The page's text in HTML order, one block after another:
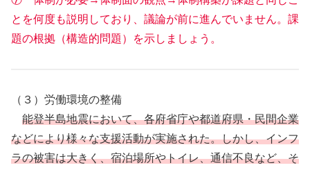
とを何度も説明しており、議論が前に進んでいません。課
題の根拠（構造的問題）を示しましょう。
（３）労働環境の整備
能登半島地震において、各府省庁や都道府県・民間企業
などにより様々な支援活動が実施された。しかし、インフ
ラの被害は大きく、宿泊場所やトイレ、通信不良など、そ